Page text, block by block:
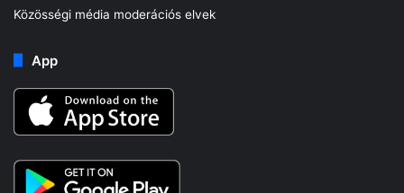
Közösségi média moderációs elvek
App